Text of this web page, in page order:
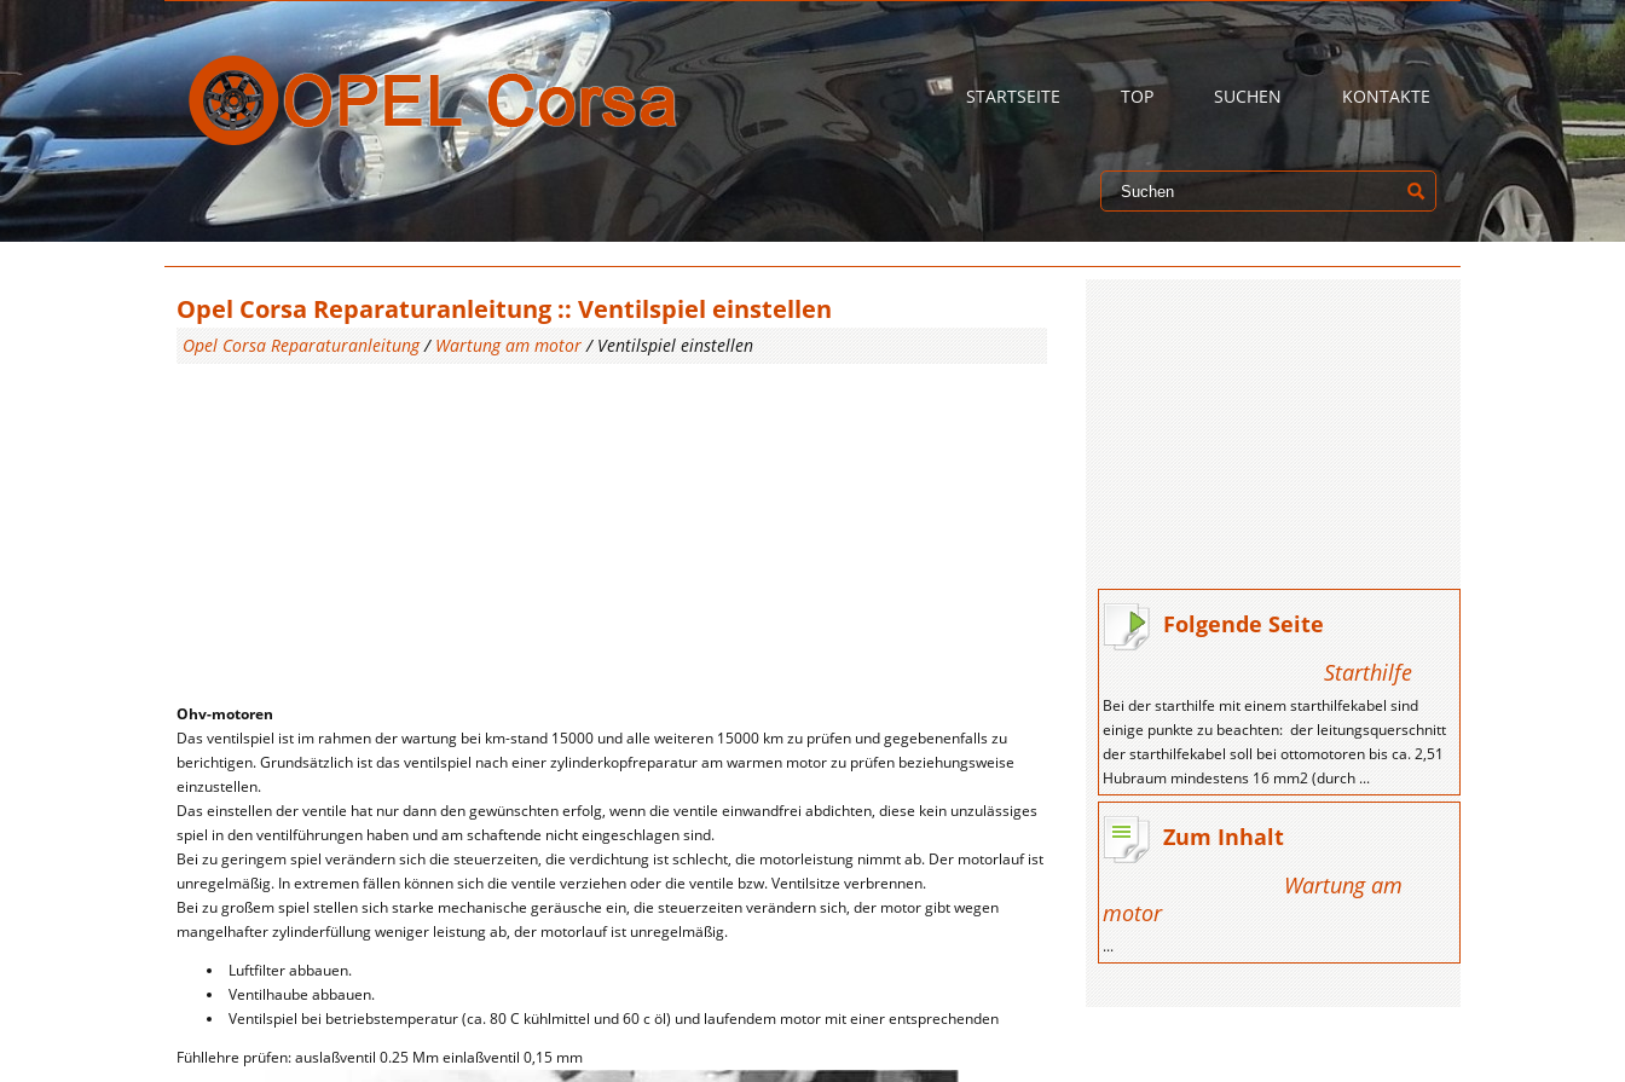
STARTSEITE TOP SUCHEN KONTAKTE
Opel Corsa Reparaturanleitung :: Ventilspiel einstellen
Opel Corsa Reparaturanleitung/ Wartung am motor/ Ventilspiel einstellen
Ohv-motoren
Das ventilspiel ist im rahmen der wartung bei km-stand 15000 und alle weiteren 15000 km zu prüfen und gegebenenfalls zu
berichtigen. Grundsätzlich ist das ventilspiel nach einer zylinderkopfreparatur am warmen motor zu prüfen beziehungsweise
einzustellen.
Das einstellen der ventile hat nur dann den gewünschten erfolg, wenn die ventile einwandfrei abdichten, diese kein unzulässiges
spiel in den ventilführungen haben und am schaftende nicht eingeschlagen sind.
Bei zu geringem spiel verändern sich die steuerzeiten, die verdichtung ist schlecht, die motorleistung nimmt ab. Der motorlauf ist
unregelmäßig. In extremen fällen können sich die ventile verziehen oder die ventile bzw. Ventilsitze verbrennen.
Bei zu großem spiel stellen sich starke mechanische geräusche ein, die steuerzeiten verändern sich, der motor gibt wegen
mangelhafter zylinderfüllung weniger leistung ab, der motorlauf ist unregelmäßig.
Luftfilter abbauen.
Ventilhaube abbauen.
Ventilspiel bei betriebstemperatur (ca. 80 C kühlmittel und 60 c öl) und laufendem motor mit einer entsprechenden
Fühllehre prüfen: auslaßventil 0.25 Mm einlaßventil 0,15 mm
Folgende Seite
Starthilfe
Bei der starthilfe mit einem starthilfekabel sind
einige punkte zu beachten: der leitungsquerschnitt
der starthilfekabel soll bei ottomotoren bis ca. 2,51
Hubraum mindestens 16 mm2 (durch ...
Zum Inhalt
Wartung am
motor
...